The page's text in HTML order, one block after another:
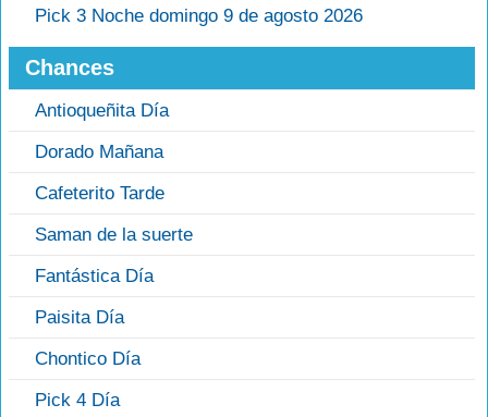
Pick 3 Noche domingo 9 de agosto 2026
Chances
Antioqueñita Día
Dorado Mañana
Cafeterito Tarde
Saman de la suerte
Fantástica Día
Paisita Día
Chontico Día
Pick 4 Día